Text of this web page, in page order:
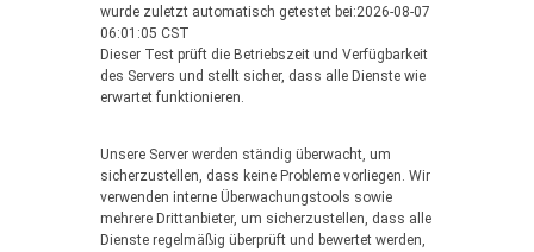
wurde zuletzt automatisch getestet bei:2026-08-07
06:01:05 CST
Dieser Test prüft die Betriebszeit und Verfügbarkeit
des Servers und stellt sicher, dass alle Dienste wie
erwartet funktionieren.
Unsere Server werden ständig überwacht, um
sicherzustellen, dass keine Probleme vorliegen. Wir
verwenden interne Überwachungstools sowie
mehrere Drittanbieter, um sicherzustellen, dass alle
Dienste regelmäßig überprüft und bewertet werden,